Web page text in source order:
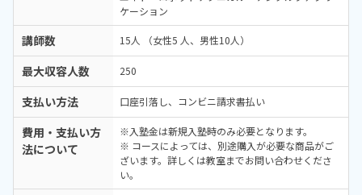
ケーション
講師数 15人 （女性5 人、男性10人）
最大収容人数 250
支払い方法 口座引落し、コンビニ請求書払い
費用・支払い方
法について
※入塾金は新規入塾時のみ必要となります。
※ コースによっては、別途購入が必要な商品がご
ざいます。詳しくは教室までお問い合わせくださ
い。